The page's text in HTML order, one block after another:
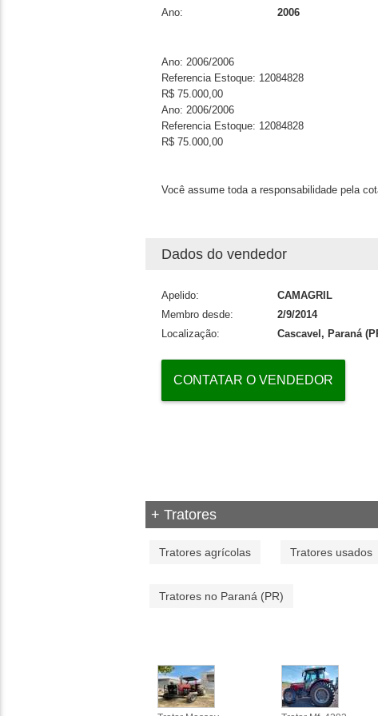
Ano: 2006
Ano: 2006/2006
Referencia Estoque: 12084828
R$ 75.000,00
Ano: 2006/2006
Referencia Estoque: 12084828
R$ 75.000,00
Você assume toda a responsabilidade pela
Dados do vendedor
Apelido:
CAMAGRIL
Membro desde:
2/9/2014
Localização:
Cascavel, Paraná
CONTATAR O VENDEDOR
+ Tratores
Tratores agrícolas Tratores usados
Tratores no Paraná (PR)